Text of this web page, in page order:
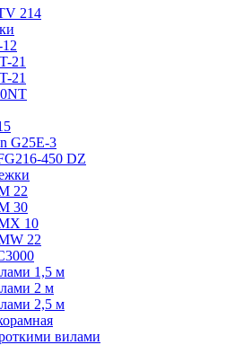
214
21
21
G25E-3
450 DZ
22
30
10
22
1,5 м
2 м
2,5 м
вилами